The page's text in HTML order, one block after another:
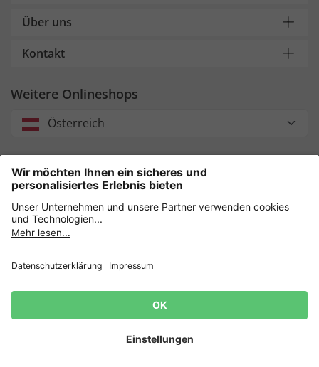
Über uns
Kontakt
Weitere Onlineshops
Österreich
Unsere Zahlungsarten
Sicher einkaufen mit
Datenschutz AGB Impressum Widerruf erklären